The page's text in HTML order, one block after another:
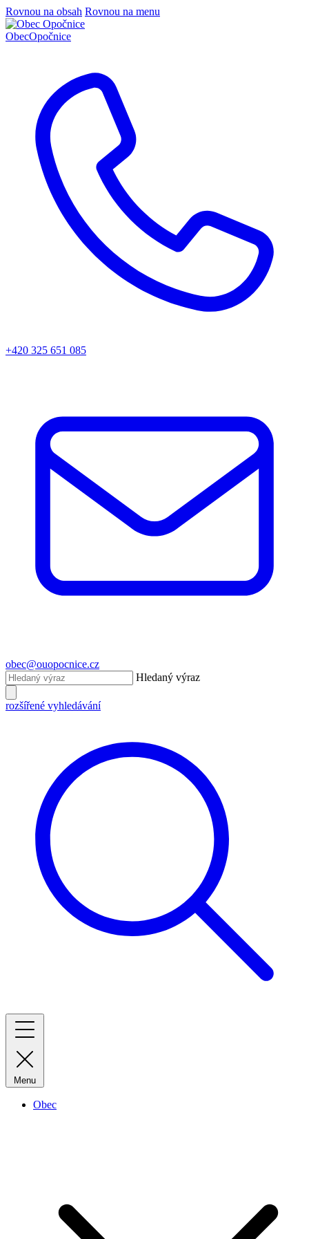
Rovnou na obsah Rovnou na menu
ObecOpočnice
+420 325 651 085
obec@ouopocnice.cz
Hledaný výraz
rozšířené vyhledávání
Menu
Obec